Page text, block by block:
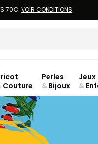
70€. VOIR CONDITIONS
Couture
Perles
& Bijoux
Jeux
&